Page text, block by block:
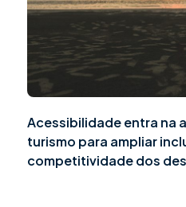
Acessibilidade entra na
turismo para ampliar
competitividade dos